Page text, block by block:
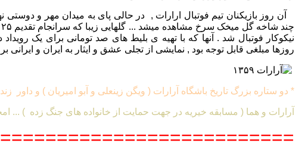
آن روز بازیکنان تیم فوتبال ارارات , در حالی پای به میدان مهر و دوستی
نیکوکار فوتبال شد . آنها که با تهیه ی بلیط های صد تومانی برای یک رویداد
روزها مبلغی قابل توجه بود , نمایشی از تجلی عشق و ایثار به ایران و ایرانی
* دو ستاره بزرگ تاریخ باشگاه آرارات ( ویگن زینعلی و آبو امیریان ) و داور
آرارات و هما ( مسابقه خیریه در جهت حمایت از خانواده های جنگ زده ) ... امجدیه